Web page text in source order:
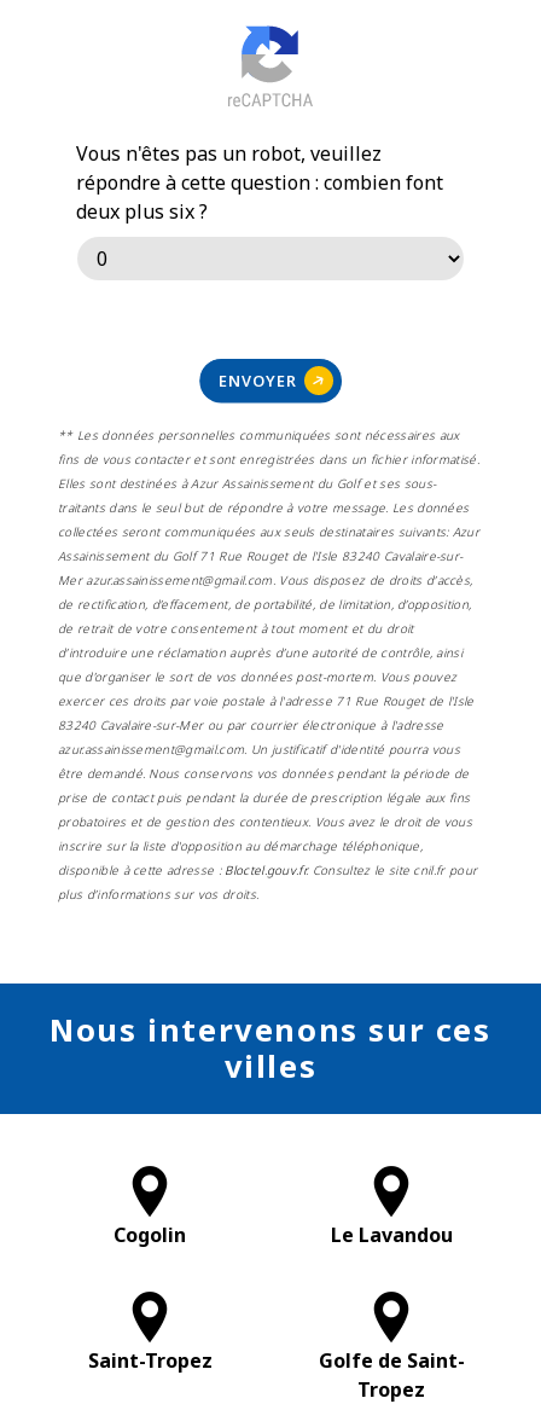
Vous n'êtes pas un robot, veuillez
répondre à cette question : combien font
deux plus six ?
ENVOYER
** Les données personnelles communiquées sont nécessaires aux
fins de vous contacter et sont enregistrées dans un fichier informatisé.
Elles sont destinées à Azur Assainissement du Golf et ses sous-
traitants dans le seul but de répondre à votre message. Les données
collectées seront communiquées aux seuls destinataires suivants: Azur
Assainissement du Golf 71 Rue Rouget de l'Isle 83240 Cavalaire-sur-
Mer azur.assainissement@gmail.com. Vous disposez de droits d’accès,
de rectification, d’effacement, de portabilité, de limitation, d’opposition,
de retrait de votre consentement à tout moment et du droit
d’introduire une réclamation auprès d’une autorité de contrôle, ainsi
que d’organiser le sort de vos données post-mortem. Vous pouvez
exercer ces droits par voie postale à l'adresse 71 Rue Rouget de l'Isle
83240 Cavalaire-sur-Mer ou par courrier électronique à l'adresse
azur.assainissement@gmail.com. Un justificatif d'identité pourra vous
être demandé. Nous conservons vos données pendant la période de
prise de contact puis pendant la durée de prescription légale aux fins
probatoires et de gestion des contentieux. Vous avez le droit de vous
inscrire sur la liste d'opposition au démarchage téléphonique,
disponible à cette adresse : Bloctel.gouv.fr. Consultez le site cnil.fr pour
plus d’informations sur vos droits.
Nous intervenons sur ces
villes
Cogolin Le Lavandou
Saint-Tropez
Golfe de Saint-
Tropez